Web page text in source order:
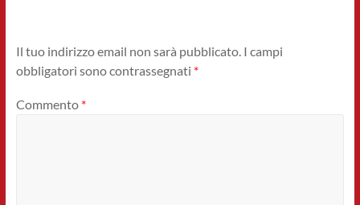
Il tuo indirizzo email non sarà pubblicato. I campi
obbligatori sono contrassegnati *
Commento *